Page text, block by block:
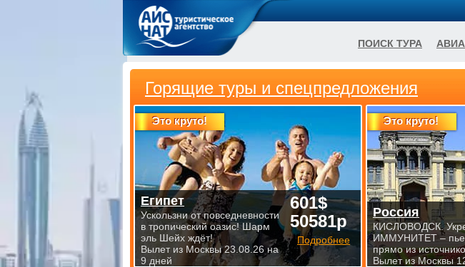
Горящие туры и спецпредложения
Это круто!
601$
50581р
Подробнее
Египет
Ускользни от повседневности
в тропический оазис! Шарм
эль Шейх ждёт!
Вылет из Москвы 23.08.26 на
9 дней
Это круто!
Россия
КИСЛОВОДСК.
ИММУНИТЕТ –
прямо из
Вылет из Москвы
ПОИСК ТУРА